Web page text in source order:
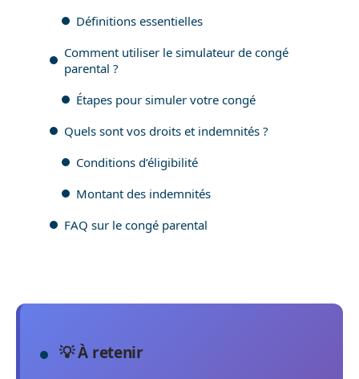
Définitions essentielles
Comment utiliser le simulateur de congé
parental ?
Étapes pour simuler votre congé
Quels sont vos droits et indemnités ?
Conditions d’éligibilité
Montant des indemnités
FAQ sur le congé parental
💡 À retenir